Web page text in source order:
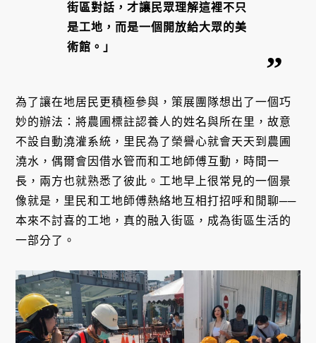
街區對話，才讓民眾理解這裡不只
是工地，而是一個開放給大眾的美
術館。」
為了讓在地居民更積極參與，策展團隊想出了一個巧
妙的辦法：將農圃標註認養人的姓名與所在里，故意
不設自動澆灌系統，里民為了榮譽心就會天天到農圃
澆水，偶爾會因借水管而和工地師傅互動，時間一
長，兩方也就熟悉了彼此。工地早上很常見的一個景
像就是，里民和工地師傅熱絡地互相打招呼和閒聊──
本來不討喜的工地，真的融入街區，成為街區生活的
一部分了。